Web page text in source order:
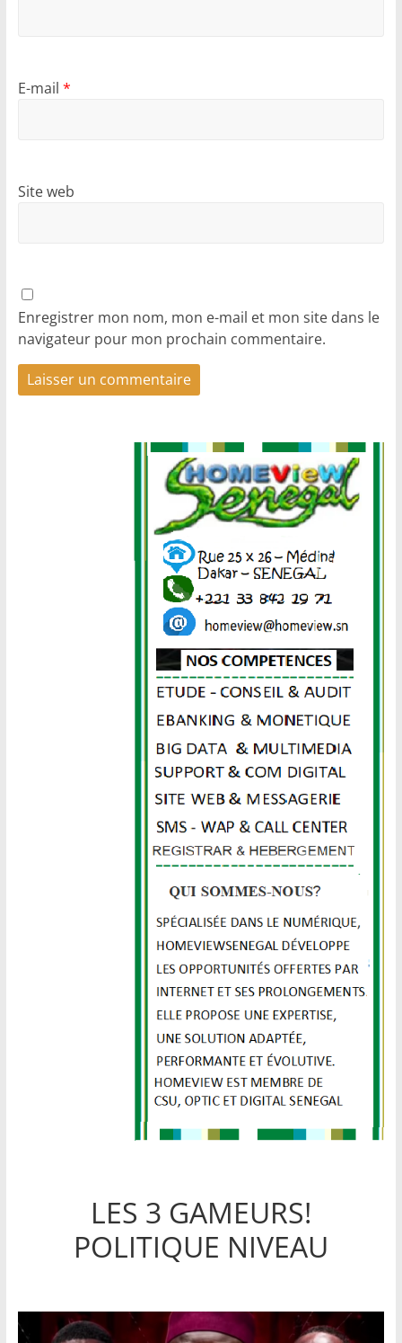
E-mail *
Site web
Enregistrer mon nom, mon e-mail et mon site dans le
navigateur pour mon prochain commentaire.
LES 3 GAMEURS!
POLITIQUE NIVEAU